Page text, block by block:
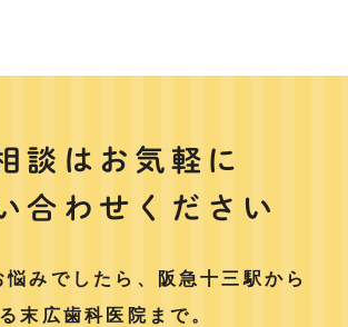
談はお気軽に
合わせください
悩みでしたら、阪急十三駅から
末広歯科医院まで。